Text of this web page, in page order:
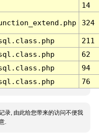
14
324
211
62
94
76
录, 由此给您带来的访问不便我
.